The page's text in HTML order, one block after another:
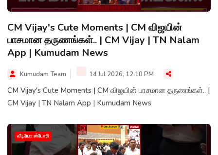
CM Vijay's Cute Moments | CM விஜயின்
பாசமான தருணங்கள்.. | CM Vijay | TN Nalam
App | Kumudam News
Kumudam Team 14 Jul 2026, 12:10 PM
CM Vijay's Cute Moments | CM விஜயின் பாசமான தருணங்கள்.. |
CM Vijay | TN Nalam App | Kumudam News
வீடியோ ஸ்டோரி